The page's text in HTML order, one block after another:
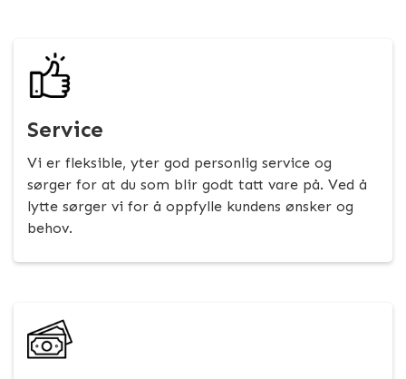
Service
Vi er fleksible, yter god personlig service og
sørger for at du som blir godt tatt vare på. Ved å
lytte sørger vi for å oppfylle kundens ønsker og
behov.